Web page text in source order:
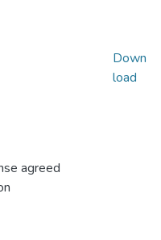
agreed
Down
load